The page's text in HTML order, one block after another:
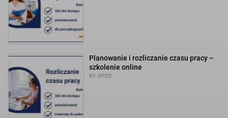
Planowanie i rozliczanie czasu pracy –
szkolenie online
BY SPD2